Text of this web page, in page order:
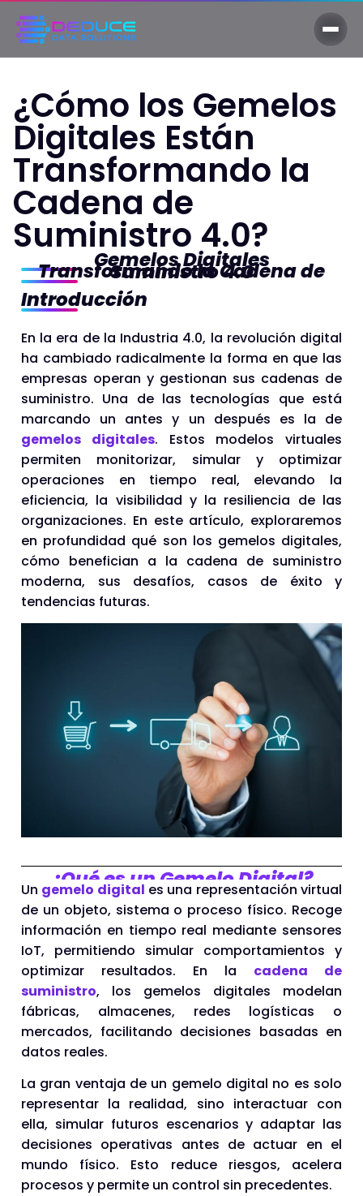
¿Cómo los Gemelos
Digitales Están
Transformando la
Cadena de
Suministro 4.0?
Gemelos Digitales
Transformando la Cadena de Suministro 4.0
Introducción
En la era de la Industria 4.0, la revolución digital
ha cambiado radicalmente la forma en que las
empresas operan y gestionan sus cadenas de
suministro. Una de las tecnologías que está
marcando un antes y un después es la de
gemelos digitales. Estos modelos virtuales
permiten monitorizar, simular y optimizar
operaciones en tiempo real, elevando la
eficiencia, la visibilidad y la resiliencia de las
organizaciones. En este artículo, exploraremos
en profundidad qué son los gemelos digitales,
cómo benefician a la cadena de suministro
moderna, sus desafíos, casos de éxito y
tendencias futuras.
¿Qué es un Gemelo Digital?
Un gemelo digital es una representación virtual
de un objeto, sistema o proceso físico. Recoge
información en tiempo real mediante sensores
IoT, permitiendo simular comportamientos y
optimizar resultados. En la cadena de
suministro, los gemelos digitales modelan
fábricas, almacenes, redes logísticas o
mercados, facilitando decisiones basadas en
datos reales.
La gran ventaja de un gemelo digital no es solo
representar la realidad, sino interactuar con
ella, simular futuros escenarios y adaptar las
decisiones operativas antes de actuar en el
mundo físico. Esto reduce riesgos, acelera
procesos y permite un control sin precedentes.